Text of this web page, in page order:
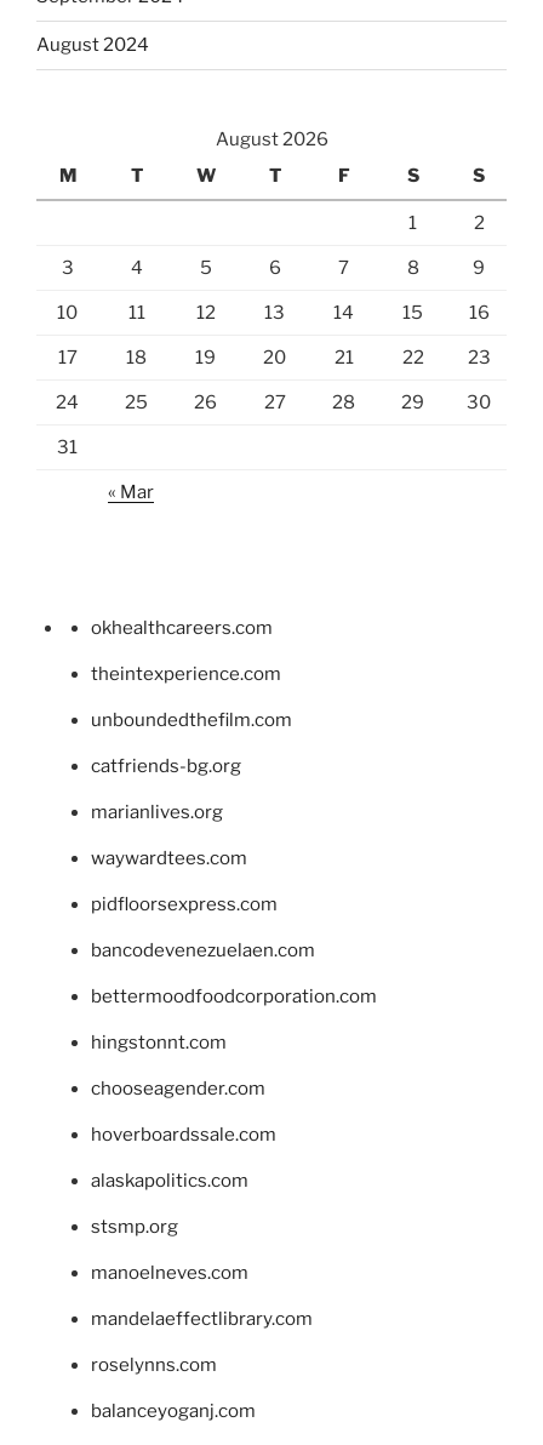
August 2024
August 2026
M
T W T F S S
1 2
3 4 5 6 7 8 9
10 11 12 13 14 15 16
17 18 19 20 21 22 23
24 25 26 27 28 29 30
31
« Mar
okhealthcareers.com
theintexperience.com
unboundedthefilm.com
catfriends-bg.org
marianlives.org
waywardtees.com
pidfloorsexpress.com
bancodevenezuelaen.com
bettermoodfoodcorporation.com
hingstonnt.com
chooseagender.com
hoverboardssale.com
alaskapolitics.com
stsmp.org
manoelneves.com
mandelaeffectlibrary.com
roselynns.com
balanceyoganj.com